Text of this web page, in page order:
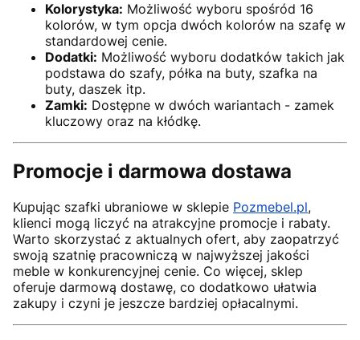
Kolorystyka: Możliwość wyboru spośród 16
kolorów, w tym opcja dwóch kolorów na szafę w
standardowej cenie.
Dodatki: Możliwość wyboru dodatków takich jak
podstawa do szafy, półka na buty, szafka na
buty, daszek itp.
Zamki: Dostępne w dwóch wariantach - zamek
kluczowy oraz na kłódkę.
Promocje i darmowa dostawa
Kupując szafki ubraniowe w sklepie Pozmebel.pl,
klienci mogą liczyć na atrakcyjne promocje i rabaty.
Warto skorzystać z aktualnych ofert, aby zaopatrzyć
swoją szatnię pracowniczą w najwyższej jakości
meble w konkurencyjnej cenie. Co więcej, sklep
oferuje darmową dostawę, co dodatkowo ułatwia
zakupy i czyni je jeszcze bardziej opłacalnymi.